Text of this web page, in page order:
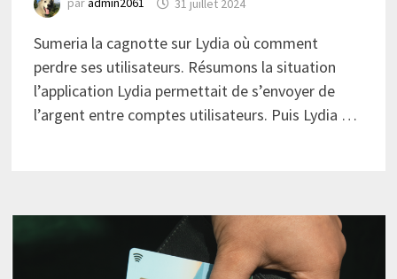
paradmin2061 31 juillet 2024
Sumeria la cagnotte sur Lydia où comment
perdre ses utilisateurs. Résumons la situation
l’application Lydia permettait de s’envoyer de
l’argent entre comptes utilisateurs. Puis Lydia …